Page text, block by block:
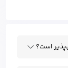
است؟